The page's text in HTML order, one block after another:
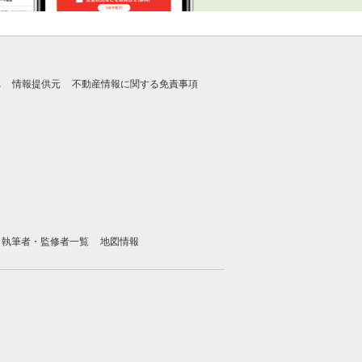
情報提供元 不動産情報に関する免責事項
執筆者・監修者一覧 地図情報